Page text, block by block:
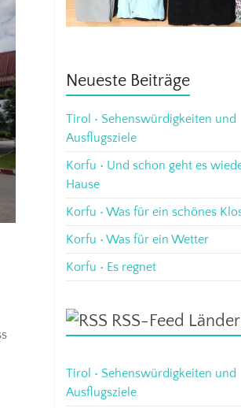
Neueste Beiträge
Tirol • Sehenswürdigkeiten und
Ausflugsziele
Korfu • Und schon geht es
Hause
Korfu • Was für ein schönes
Korfu • Was für ein Wetter
Korfu • Es regnet
RSS-Feed
Tirol • Sehenswürdigkeiten und
Ausflugsziele